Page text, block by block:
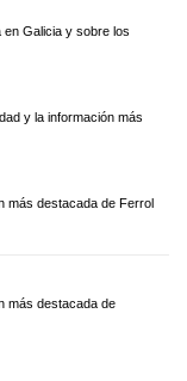
Galicia y sobre los
y la información más
más destacada de Ferrol
más destacada de